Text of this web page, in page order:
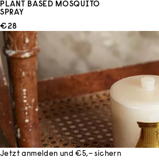
PLANT BASED MOSQUITO
SPRAY
ANGEBOT
€28
Jetzt anmelden und €5,– sichern